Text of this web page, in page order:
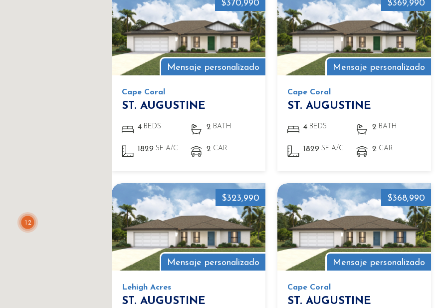
12
Mensaje personalizado
$370,990
Cape Coral
ST. AUGUSTINE
4 BEDS 2 BATH
1829 SF A/C 2 CAR
Mensaje personalizado
$369,990
Cape Coral
ST. AUGUSTINE
4 BEDS 2 BATH
1829 SF A/C 2 CAR
Mensaje personalizado
$323,990
Lehigh Acres
ST. AUGUSTINE
Mensaje personalizado
$368,990
Cape Coral
ST. AUGUSTINE